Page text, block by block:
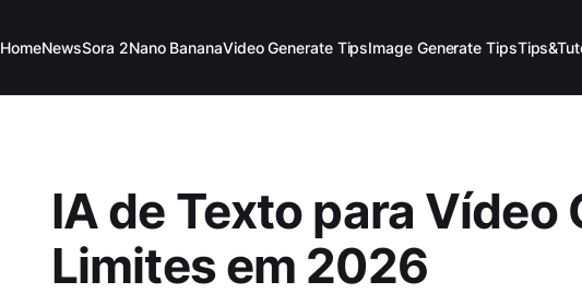
HomeNewsSora 2Nano BananaVideo Generate TipsImage Generate Tips
IA de Texto para Vídeo
Limites em 2026